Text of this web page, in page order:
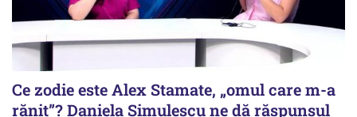
Ce zodie este Alex Stamate, „omul care m-a
rănit”? Daniela Simulescu ne dă răspunsul